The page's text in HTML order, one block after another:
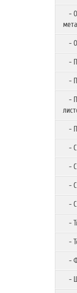
-
-
-
-
-
-
-
-
-
-
-
-
-
-